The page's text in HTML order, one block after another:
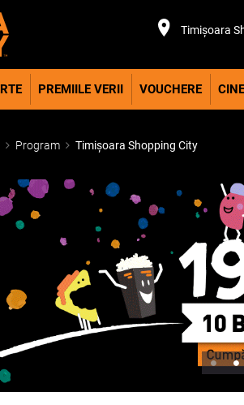
Timișoara
PREMIILE VERII VOUCHERE
Program Timișoara Shopping City